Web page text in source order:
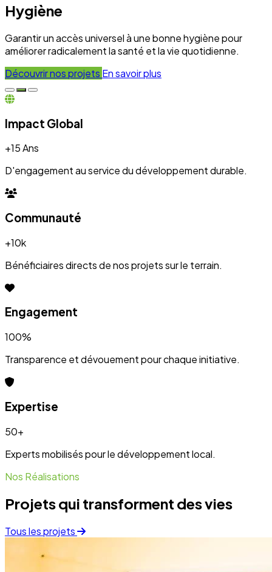
+10k
Bénéficiaires directs de nos projets sur le terrain.
Engagement
Transparence et dévouement pour chaque initiative.
Expertise
Experts mobilisés pour le développement local.
Nos Réalisations
Projets qui transforment des vies